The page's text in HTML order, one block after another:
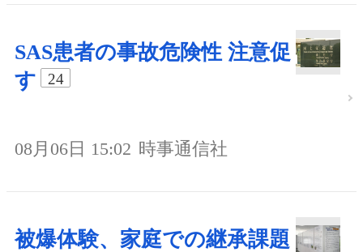
SAS患者の事故危険性 注意促
す
24
08月06日 15:02 時事通信社
被爆体験、家庭での継承課題